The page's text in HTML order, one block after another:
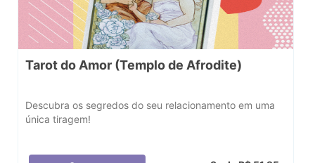
Tarot do Amor (Templo de Afrodite)
Descubra os segredos do seu relacionamento em uma
única tiragem!